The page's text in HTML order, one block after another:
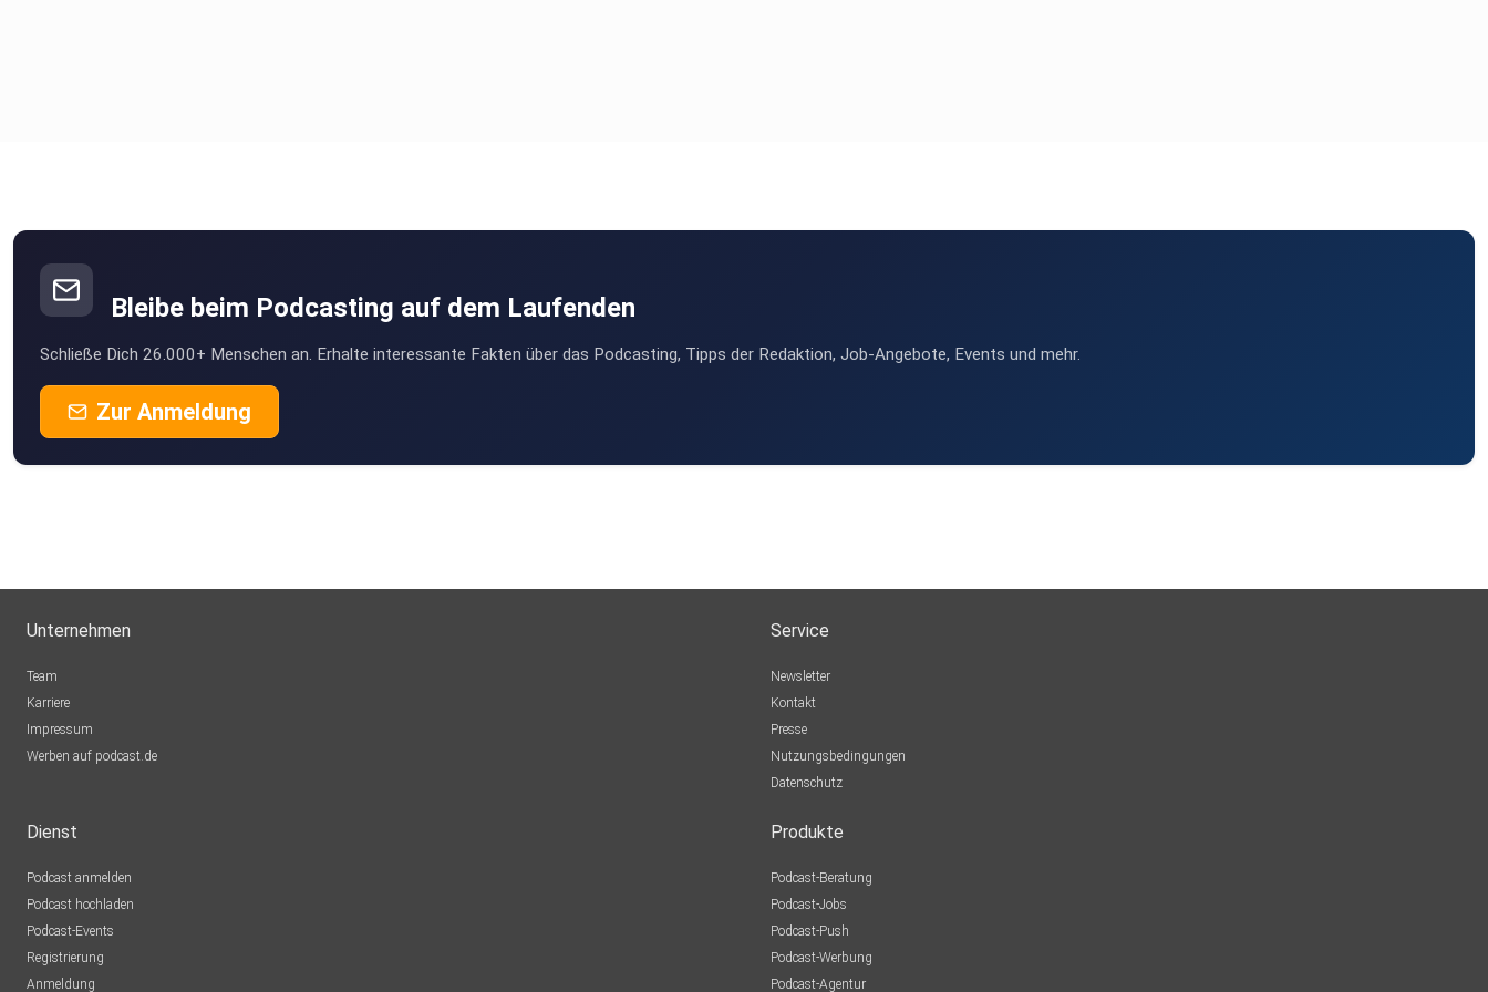
Bleibe beim Podcasting auf dem Laufenden
Schließe Dich 26.000+ Menschen an. Erhalte interessante Fakten über das Podcasting, Tipps der Redaktion, Job-Angebote, Events und mehr.
Zur Anmeldung
Unternehmen
Team
Karriere
Impressum
Werben auf podcast.de
Service
Newsletter
Kontakt
Presse
Nutzungsbedingungen
Datenschutz
Dienst
Podcast anmelden
Podcast hochladen
Podcast-Events
Registrierung
Anmeldung
Produkte
Podcast-Beratung
Podcast-Jobs
Podcast-Push
Podcast-Werbung
Podcast-Agentur